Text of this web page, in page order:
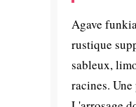
Agave
rustique
sableux,
racines.